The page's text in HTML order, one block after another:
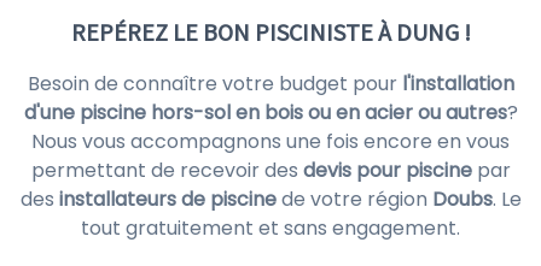
REPÉREZ LE BON PISCINISTE À DUNG !
Besoin de connaître votre budget pour l'installation
d'une piscine hors-sol en bois ou en acier ou autres?
Nous vous accompagnons une fois encore en vous
permettant de recevoir des devis pour piscinepar
des installateurs de piscinede votre région Doubs. Le
tout gratuitement et sans engagement.